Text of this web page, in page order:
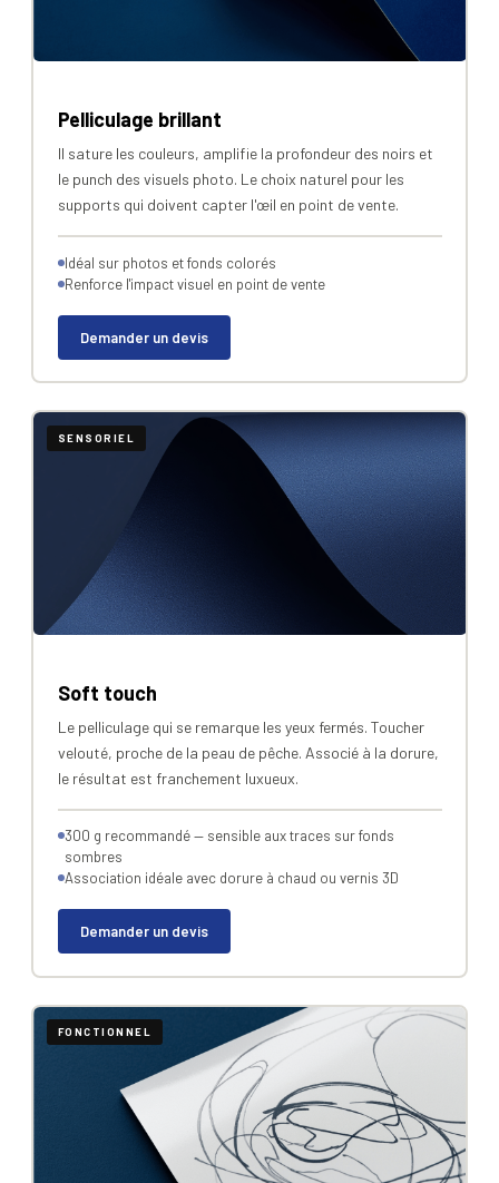
Pelliculage brillant
Il sature les couleurs, amplifie la profondeur des noirs et
le punch des visuels photo. Le choix naturel pour les
supports qui doivent capter l'œil en point de vente.
Idéal sur photos et fonds colorés
Renforce l'impact visuel en point de vente
Demander un devis
SENSORIEL
Soft touch
Le pelliculage qui se remarque les yeux fermés. Toucher
velouté, proche de la peau de pêche. Associé à la dorure,
le résultat est franchement luxueux.
300 g recommandé — sensible aux traces sur fonds
sombres
Association idéale avec dorure à chaud ou vernis 3D
Demander un devis
FONCTIONNEL